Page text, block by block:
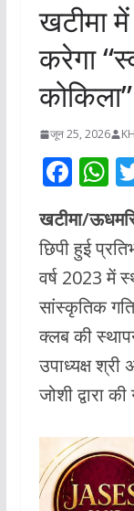
खटीमा
करेगा
जून 25, 2026
F
e
b
o
o
k
h
at
s
A
p
p
खटीमा/
छिपी हुई
वर्ष 2023 में
सांस्कृतिक
क्लब की
उपाध्यक्ष श्री
जोशी द्वारा